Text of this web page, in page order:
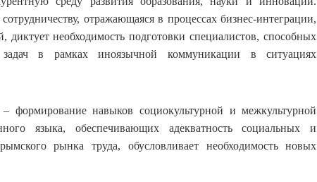
отражающаяся в процессах бизнес-интеграции,
необходимость подготовки специалистов, способных
задач в рамках иноязычной коммуникации в ситуациях
формирование навыков социокультурной и межкультурной
языка, обеспечивающих адекватность социальных и
рынка труда, обусловливает необходимость новых